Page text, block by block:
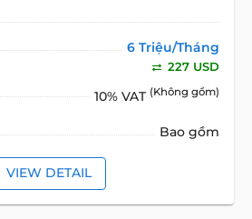
6 Triệu/Tháng
227 USD
10% VAT (Không gồm)
Bao gồm
VIEW DETAIL